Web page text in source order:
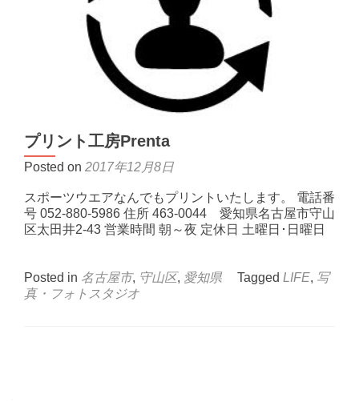
天
プリント工房Prenta
Posted on 2017年12月8日
スポーツウエアなんでもプリントいたします。 電話番
号 052-880-5986 住所 463-0044 愛知県名古屋市守山
区太田井2-43 営業時間 朝～夜 定休日 土曜日･日曜日
Posted in 名古屋市, 守山区, 愛知県 Tagged LIFE, 写
真・フォトスタジオ